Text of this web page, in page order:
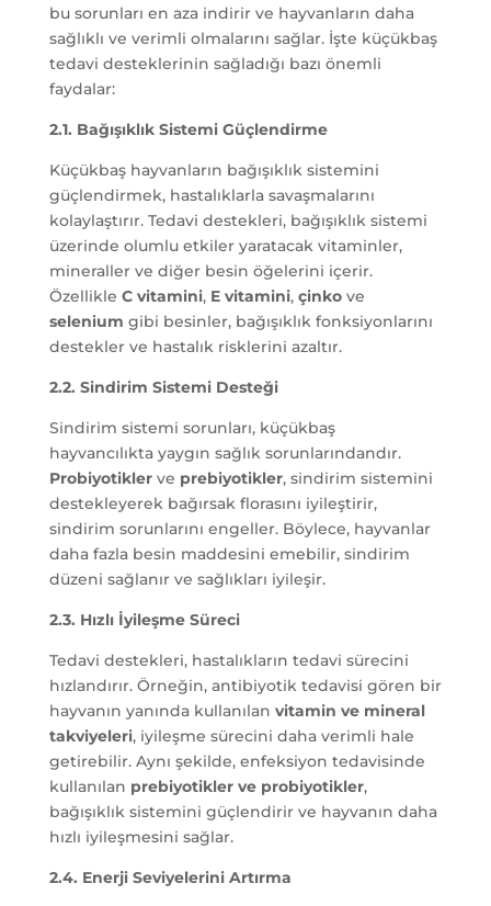
bu sorunları en aza indirir ve hayvanların daha
sağlıklı ve verimli olmalarını sağlar. İşte küçükbaş
tedavi desteklerinin sağladığı bazı önemli
faydalar:
2.1. Bağışıklık Sistemi Güçlendirme
Küçükbaş hayvanların bağışıklık sistemini
güçlendirmek, hastalıklarla savaşmalarını
kolaylaştırır. Tedavi destekleri, bağışıklık sistemi
üzerinde olumlu etkiler yaratacak vitaminler,
mineraller ve diğer besin öğelerini içerir.
Özellikle C vitamini, E vitamini, çinkove
selenium gibi besinler, bağışıklık fonksiyonlarını
destekler ve hastalık risklerini azaltır.
2.2. Sindirim Sistemi Desteği
Sindirim sistemi sorunları, küçükbaş
hayvancılıkta yaygın sağlık sorunlarındandır.
Probiyotiklerve prebiyotikler, sindirim sistemini
destekleyerek bağırsak florasını iyileştirir,
sindirim sorunlarını engeller. Böylece, hayvanlar
daha fazla besin maddesini emebilir, sindirim
düzeni sağlanır ve sağlıkları iyileşir.
2.3. Hızlı İyileşme Süreci
Tedavi destekleri, hastalıkların tedavi sürecini
hızlandırır. Örneğin, antibiyotik tedavisi gören bir
hayvanın yanında kullanılan vitamin ve mineral
takviyeleri, iyileşme sürecini daha verimli hale
getirebilir. Aynı şekilde, enfeksiyon tedavisinde
kullanılan prebiyotikler ve probiyotikler,
bağışıklık sistemini güçlendirir ve hayvanın daha
hızlı iyileşmesini sağlar.
2.4. Enerji Seviyelerini Artırma